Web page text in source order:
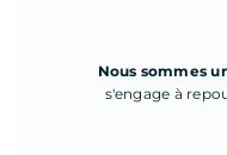
Nous sommes
s'engage à